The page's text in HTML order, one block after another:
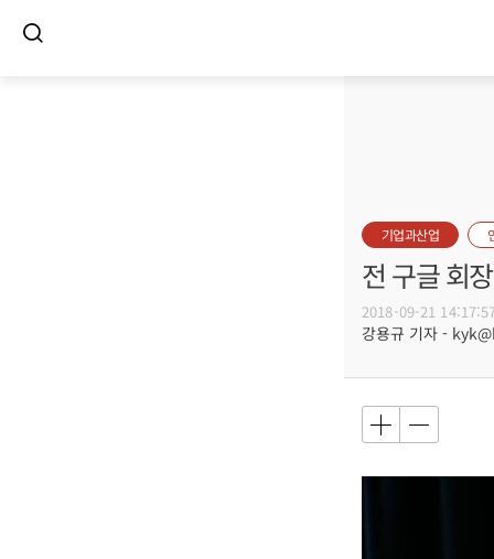
기업과산업
전 구글 회
2018-09-21
강용규 기자 -